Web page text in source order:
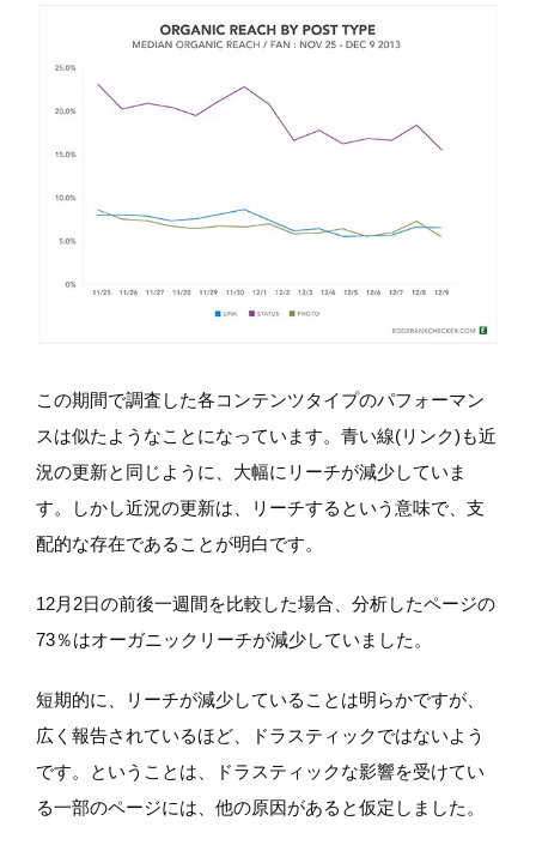
この期間で調査した各コンテンツタイプのパフォーマン
スは似たようなことになっています。青い線(リンク)も近
況の更新と同じように、大幅にリーチが減少していま
す。しかし近況の更新は、リーチするという意味で、支
配的な存在であることが明白です。
12月2日の前後一週間を比較した場合、分析したページの
73％はオーガニックリーチが減少していました。
短期的に、リーチが減少していることは明らかですが、
広く報告されているほど、ドラスティックではないよう
です。ということは、ドラスティックな影響を受けてい
る一部のページには、他の原因があると仮定しました。